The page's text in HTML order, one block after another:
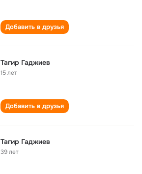
Добавить в друзья
Тагир Гаджиев
15 лет
Добавить в друзья
Тагир Гаджиев
39 лет